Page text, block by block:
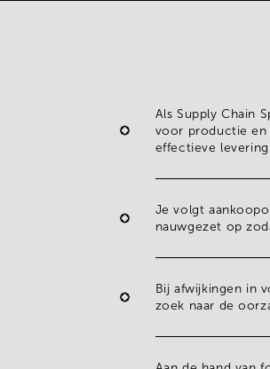
AlsSupply Chain
voor productie en
effectieve levering
Je volgt
nauwgezet op
Bij afwijkingen in
zoek naar de